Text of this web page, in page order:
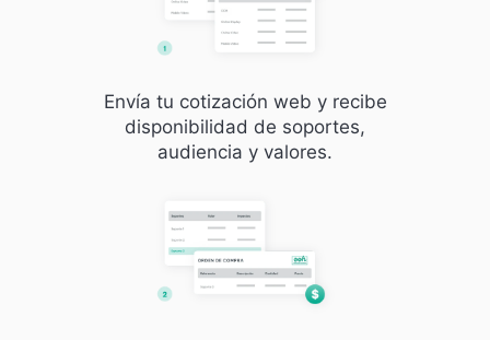
Envía tu cotización web y recibe
disponibilidad de soportes,
audiencia y valores.